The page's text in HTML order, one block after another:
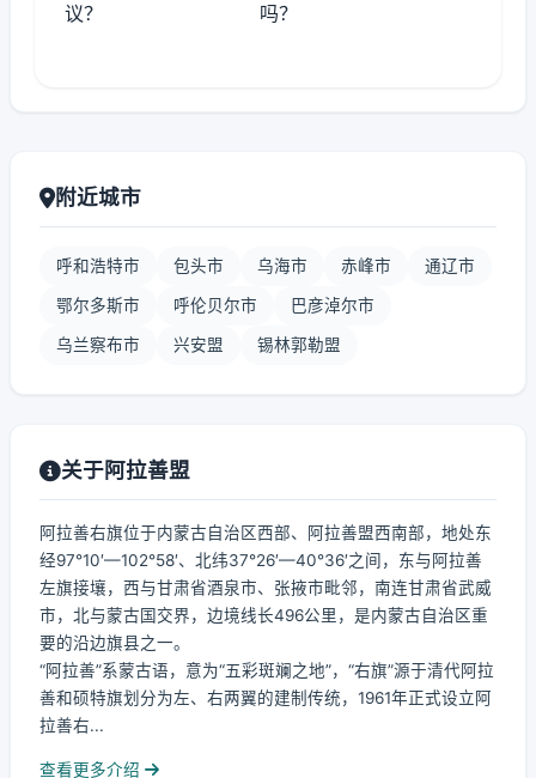
议？ 吗？
附近城市
呼和浩特市 包头市 乌海市 赤峰市 通辽市
鄂尔多斯市 呼伦贝尔市 巴彦淖尔市
乌兰察布市 兴安盟 锡林郭勒盟
关于阿拉善盟
阿拉善右旗位于内蒙古自治区西部、阿拉善盟西南部，地处东
经97°10′—102°58′、北纬37°26′—40°36′之间，东与阿拉善
左旗接壤，西与甘肃省酒泉市、张掖市毗邻，南连甘肃省武威
市，北与蒙古国交界，边境线长496公里，是内蒙古自治区重
要的沿边旗县之一。
“阿拉善”系蒙古语，意为“五彩斑斓之地”，“右旗”源于清代阿拉
善和硕特旗划分为左、右两翼的建制传统，1961年正式设立阿
拉善右...
查看更多介绍